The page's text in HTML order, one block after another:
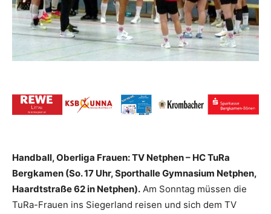
Handball, Oberliga Frauen: TV Netphen – HC TuRa
Bergkamen (So. 17 Uhr, Sporthalle Gymnasium Netphen,
Haardtstraße 62 in Netphen). Am Sonntag müssen die
TuRa-Frauen ins Siegerland reisen und sich dem TV